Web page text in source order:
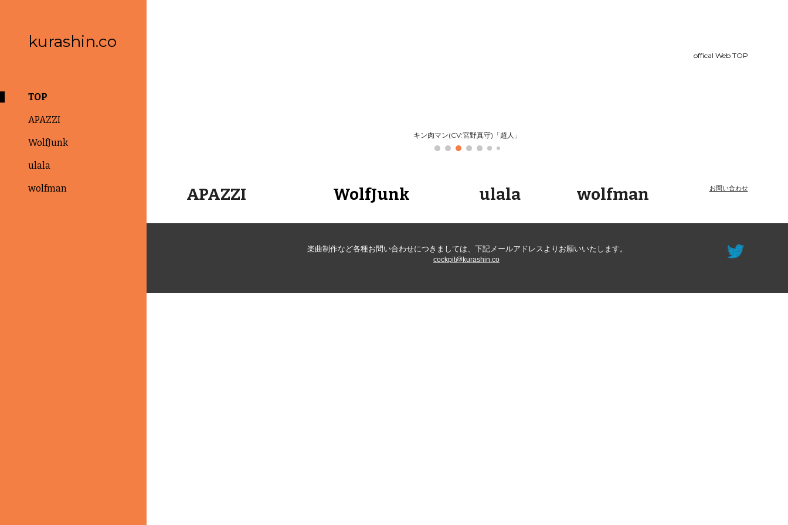
kurashin.co
TOP
APAZZI
WolfJunk
ulala
wolfman
offical Web TOP
キン肉マン(CV:宮野真守)「超人」
APAZZI WolfJunk ulala wolfman お問い合わせ
楽曲制作など各種お問い合わせにつきましては、下記メールアドレスよりお願いいた します。
cockpit@kurashin.co